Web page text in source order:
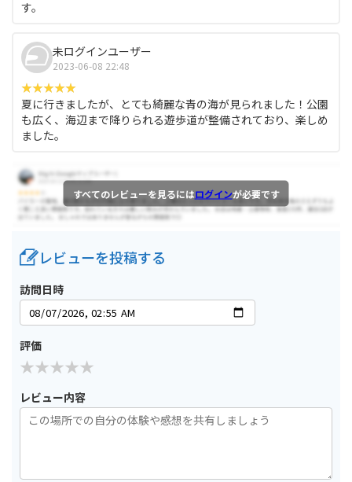
す。
未ログインユーザー
2023-06-08 22:48
夏に行きましたが、とても綺麗な青の海が見られました！公園
も広く、海辺まで降りられる遊歩道が整備されており、楽しめ
ました。
すべてのレビューを見るにはログインが必要です
レビューを投稿する
訪問日時
評価
レビュー内容